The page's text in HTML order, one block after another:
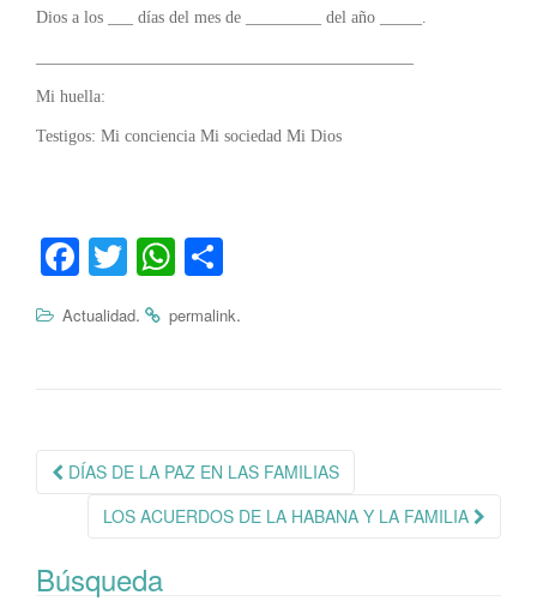
Dios a los ___ días del mes de _________ del año _____.
Mi huella:
Testigos: Mi conciencia Mi sociedad Mi Dios
Fa
bo
T
tte
W
ts
m
Actualidad. permalink.
Navegación
DÍAS DE LA PAZ EN LAS FAMILIAS
LOS ACUERDOS DE LA HABANA Y LA FAMILIA
Búsqueda